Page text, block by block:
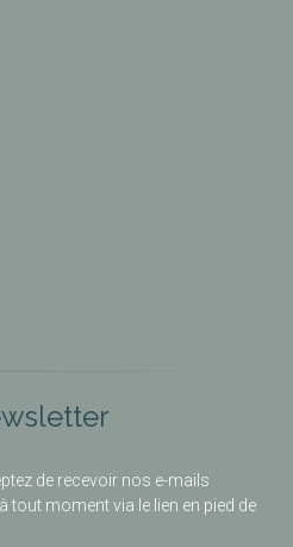
de recevoir nos e-mails
tout moment via le lien en pied de